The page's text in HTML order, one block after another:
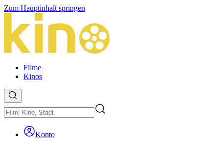
Zum Hauptinhalt springen
Filme
Kinos
Konto